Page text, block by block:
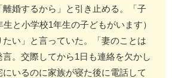
婚するから」と引き止める。「子
と小学校1年生の子どもがいます）
たい」と言っていた。「妻のことは
。交際してから1日も連絡を欠かし
いるのに家族が寝た後に電話して